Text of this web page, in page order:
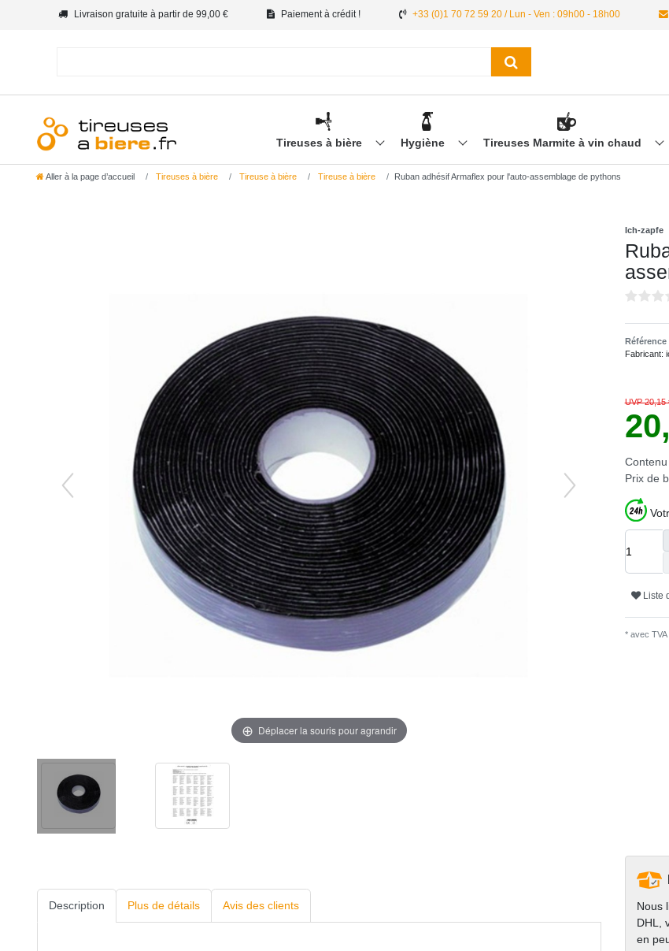
Livraison gratuite à partir de 99,00 € Paiement à crédit ! +33 (0)1 70 72 59 20 / Lun - Ven : 09h00 - 18h00
Tireuses à bière Hygiène Tireuses Marmite à vin chaud
Aller à la page d’accueil Tireuses à bière Tireuse à bière Tireuse à bière Ruban adhésif Armaflex pour l'auto-assemblage de pythons
Déplacer la souris pour agrandir
Ich-zapfe
Référence
Fabricant:
UVP 20,15
Contenu
Prix de
Liste
* avec TVA
Description Plus de détails Avis des clients
Nous
DHL,
en